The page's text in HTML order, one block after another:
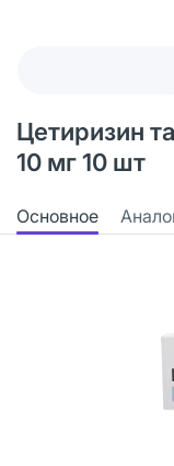
Цетиризин
10 мг 10 шт
Основное